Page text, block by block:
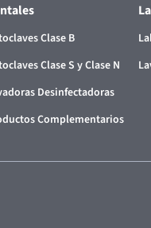
Clase B
Clase S y Clase N
Desinfectadoras
Complementarios